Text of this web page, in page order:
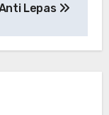
Lepas